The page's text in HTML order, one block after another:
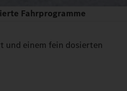
Fahrprogramme
und einem fein dosierten